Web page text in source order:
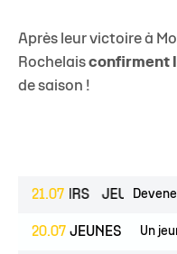
Après leur victoire à
Rochelais confirment
de saison !
21.07
ESPOIRS JEUNES
20.07 JEUNES Un